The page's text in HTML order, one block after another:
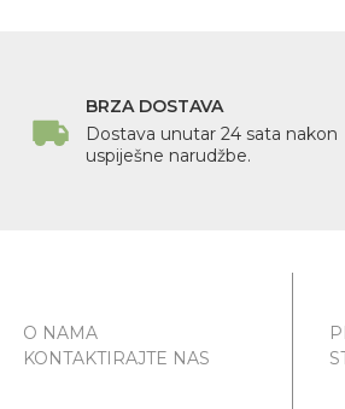
BRZA DOSTAVA
Dostava unutar 24 sata nakon
uspiješne narudžbe.
O NAMA
KONTAKTIRAJTE NAS